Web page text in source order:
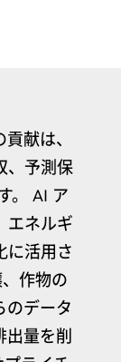
献は、
、予測保
。 AI ア
エネルギ
に活用さ
作物の
のデータ
量を削